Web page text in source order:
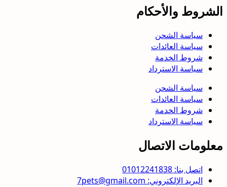
الشروط والأحكام
سياسة الشحن
سياسة العائدات
شروط الخدمة
سياسة الاسترداد
سياسة الشحن
سياسة العائدات
شروط الخدمة
سياسة الاسترداد
معلومات الاتصال
اتصل بنا: 01012241838
البريد الإلكتروني: 7pets@gmail.com